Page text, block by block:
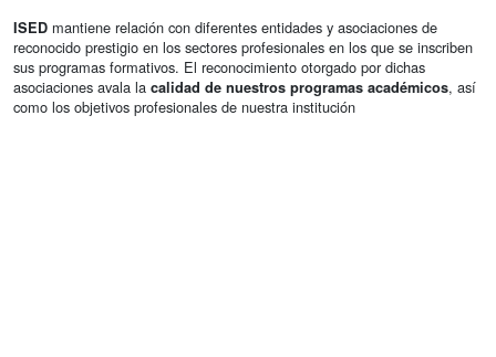
ISED mantiene relación con diferentes entidades y asociaciones de
reconocido prestigio en los sectores profesionales en los que se inscriben
sus programas formativos. El reconocimiento otorgado por dichas
asociaciones avala la calidad de nuestros programas académicos, así
como los objetivos profesionales de nuestra institución